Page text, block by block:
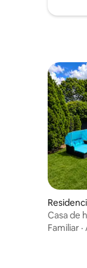
Casa de
privada y
Familiar ·